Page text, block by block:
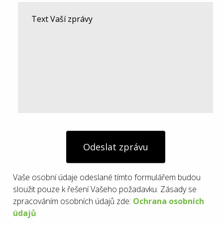
Odeslat zprávu
Vaše osobní údaje odeslané tímto formulářem budou
sloužit pouze k řešení Vašeho požadavku. Zásady se
zpracováním osobních údajů zde: Ochrana osobních
údajů